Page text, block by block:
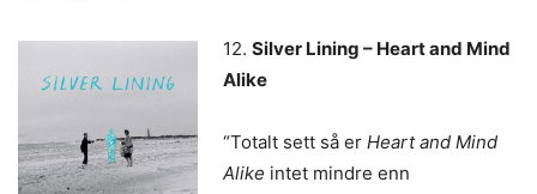
12. Silver Lining – Heart and Mind
Alike
“Totalt sett så er Heart and Mind
Alike intet mindre enn